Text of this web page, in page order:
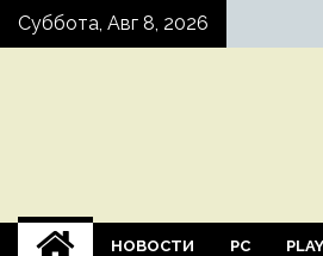
SkipСуббота, Авг 8, 2026
НОВОСТИ PC